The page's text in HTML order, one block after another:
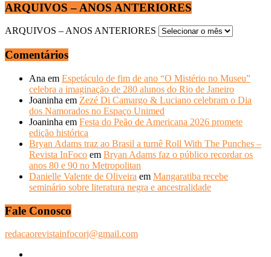
ARQUIVOS – ANOS ANTERIORES
ARQUIVOS – ANOS ANTERIORES
Comentários
Ana em Espetáculo de fim de ano “O Mistério no Museu”
celebra a imaginação de 280 alunos do Rio de Janeiro
Joaninha em Zezé Di Camargo & Luciano celebram o Dia
dos Namorados no Espaço Unimed
Joaninha em Festa do Peão de Americana 2026 promete
edição histórica
Bryan Adams traz ao Brasil a turnê Roll With The Punches –
Revista InFoco em Bryan Adams faz o público recordar os
anos 80 e 90 no Metropolitan
Danielle Valente de Oliveira em Mangaratiba recebe
seminário sobre literatura negra e ancestralidade
Fale Conosco
redacaorevistainfocorj@gmail.com